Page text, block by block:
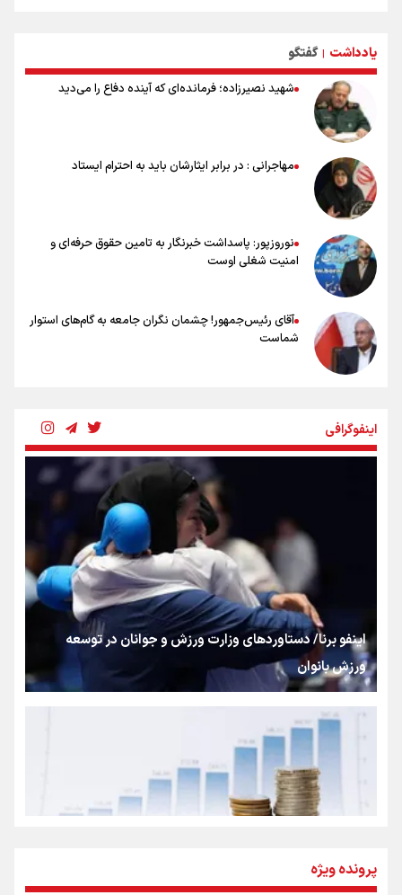
شوک بزرگ برای لیونل مسی!
سخنگوی سپاه: بازگشایی تنگۀ هرمز منوط به پذیرش شروط ایران از سوی
آمریکاست و ارتباطی به مذاکرات ایران و عمان ندارد
علت نامگذاری ۱۷ مرداد به عنوان روز خبرنگار چیست؟
ورود مواد آلاینده به منابع آب از نگرانی‌های جدی دوران جنگ است/ خطر از
دست رفتن باروری خاک
مروری بر زندگینامه خبرنگار شهید «محمود صارمی»
۱۷ مرداد؛ روز خبرنگار
یادداشت | گفتگو
شهید نصیرزاده؛ فرمانده‌ای که آینده دفاع را می‌دید
مهاجرانی : در برابر ایثارشان باید به احترام ایستاد
نوروزپور: پاسداشت خبرنگار به تامین حقوق حرفه‌ای و
امنیت شغلی اوست
آقای رئیس‌جمهور! چشمان نگران جامعه به گام‌های استوار
شماست
بنزین؛ تدبیری برای حفظ امنیت انرژی
«هورامان»؛ میراثی که جهان را شیفته کرد
شکستگیِ بزرگ؛ روایتِ یک استخوان، یک نسل، یک توهم!
رسانه ملی و حق مردم برای شنیدن صدای رئیس‌جمهوری
روایت ایران از کنار مردم
اینفوگرافی
اینفو برنا/ دستاوردهای وزارت ورزش و جوانان در توسعه
ورزش بانوان
پرونده ویژه